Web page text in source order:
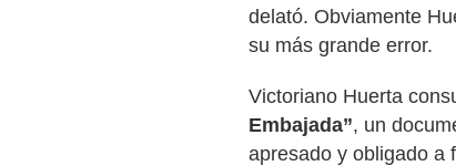
delató. Obviamente
su más grande error.
Victoriano Huerta
Embajada”, un
apresado y obligado a